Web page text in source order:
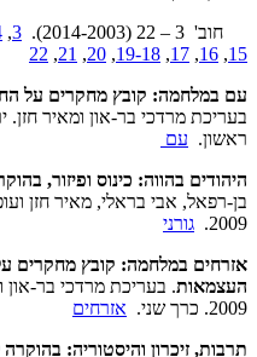
חוב' 3 – 22 (2014-2003).
3
,
15
,
16
,
17
,
19-18
,
20
,
21
,
22
עם במלחמה: קובץ מחקרים על
ראשון. עם
היהודים בהווה: כינוס ופיזור,
בן-רפאל, אבי בראלי, מאיר חזן
2009.
גורני
אזרחים במלחמה: קובץ מחקרים
העצמאות. בעריכת מרדכי בר-און
2009. כרך שני.
אזרחים
תרבות, זיכרון והיסטוריה: